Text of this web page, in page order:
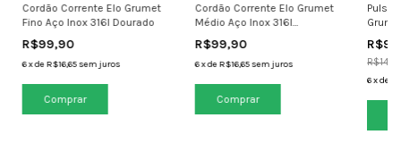
Cordão Corrente Elo Grumet
Fino Aço Inox 316l Dourado
R$99,90
6xdeR$16,65sem juros
Cordão Corrente Elo Grumet
Médio Aço Inox 316l
R$99,90
6xdeR$16,65 sem juros
6xde